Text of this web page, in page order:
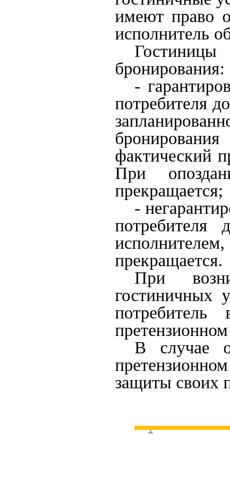
имеют право
исполнитель
бронирования:
-
потребителя
фактический
При
прекращается;
-
потребителя
прекращается.
При
гостиничных
В случае
защиты своих